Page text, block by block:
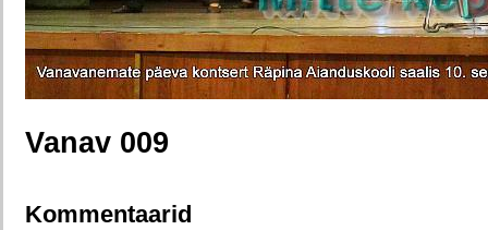
Vanav 009
Kommentaarid